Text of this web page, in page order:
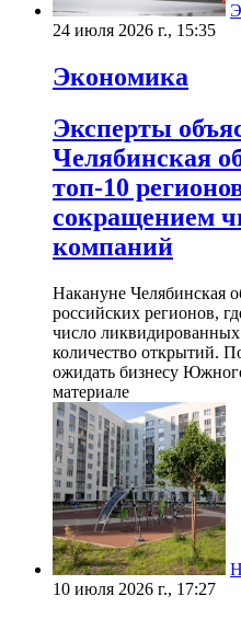
24 июля 2026 г., 15:35
Экономика
Эксперты
Челябинская
топ-10
сокращением
компаний
Накануне Челябинская
российских регионов,
число
количество открытий.
ожидать бизнесу
материале
10 июля 2026 г., 17:27